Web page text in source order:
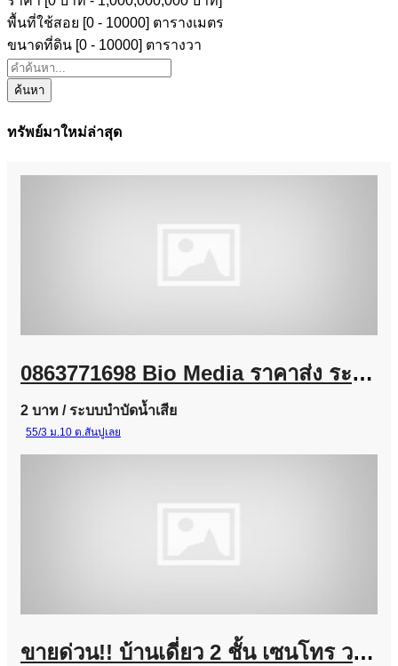
พื้นที่ใช้สอย [0 - 10000] ตารางเมตร
ขนาดที่ดิน [0 - 10000] ตารางวา
ค้นหา
ทรัพย์มาใหม่ล่าสุด
0863771698 Bio Media ราคาส่ง ระบบบำบัดน้ำเสีย โรงงานอุตสาหกรรม และงานโครงการ
2 บาท / ระบบบำบัดน้ำเสีย
55/3 ม.10 ต.สันปูเลย
ขายด่วน!! บ้านเดี่ยว 2 ชั้น เซนโทร วงแหวน-จตุโชติ (ขนาด 59 ตร.ว.) เดินทางง่าย ใกล้ทางด่วนนิดเดียว สามวาตะวันตก คลองสามวา กทม. : Centro Wongwaen-Chatuchot